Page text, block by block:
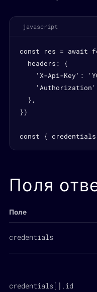
javascript
const res = await
  headers: {
'X-Api-Key':
  },
})
const {
Поля
Поле
credentials
credentials[].id